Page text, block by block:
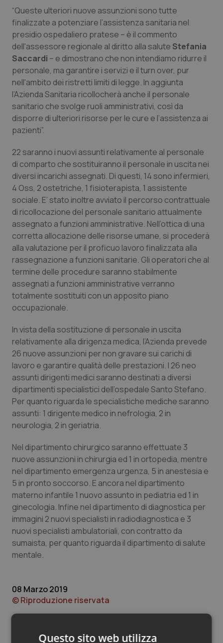
Campania
Emilia-Romagna
Friuli Venezia Giulia
Lazio
Liguria
Lombardia
Marche
Molise
Piemonte
Provincia Autonoma di Bolzano
Provincia Autonoma di Trento
Puglia
Sicilia
Toscana
Umbria
Valle D’Aosta
Veneto
Car-T
Colesterolo & coronaropatie
Dermatite Atopica
Diabete & glucometri
Disturbi dell’umore
Dolore
Donna & Salute
Epatiti
HIV
Infezioni & Febbre
Ipertensione & Scompenso
Malattie rare
Neuroscienze & patologie neurodegenerative
Obesità
Oftalmologia
Oncodermatologia
Oncoematologia
Oncologia & Nutrizione
Psoriasi & pelle
Quotidiano Cardiologia
Quotidiano Chirurgia
Quotidiano Pediatria
“Queste ulteriori nuove assunzioni sono tutte
finalizzate a potenziare l’assistenza sanitaria nel
presidio ospedaliero pratese – è il commento
dell'assessore regionale al diritto alla salute Stefania
Saccardi – e dimostrano che non intendiamo ridurre il
personale, ma garantire i servizi e il turn over, pur
nell'ambito dei ristretti limiti di legge. In aggiunta
l’Azienda Sanitaria ricollocherà anche il personale
sanitario che svolge ruoli amministrativi, così da
disporre di ulteriori risorse per le cure e l’assistenza ai
pazienti”.
22 saranno i nuovi assunti relativamente al personale
di comparto che sostituiranno il personale in uscita nei
diversi incarichi assegnati. Di questi, 14 sono infermieri,
4 Oss, 2 ostetriche, 1 fisioterapista, 1 assistente
sociale. E’ stato inoltre avviato il percorso contrattuale
di ricollocazione del personale sanitario attualmente
assegnato a funzioni amministrative. Nell’ottica di una
corretta allocazione delle risorse umane, si procederà
alla valutazione per il proficuo lavoro finalizzata alla
rassegnazione a funzioni sanitarie. Gli operatori che al
termine delle procedure saranno stabilmente
assegnati a funzioni amministrative verranno
totalmente sostituiti con un apposito piano
occupazionale.
In vista della sostituzione di personale in uscita
relativamente alla dirigenza medica, l’Azienda prevede
26 nuove assunzioni per non gravare sui carichi di
lavoro e garantire qualità delle prestazioni. I 26 neo
assunti dirigenti medici saranno destinati a diversi
dipartimenti specialistici dell’ospedale Santo Stefano.
Per quanto riguarda le specialistiche mediche saranno
assunti: 1 dirigente medico in nefrologia, 2 in
neurologia, 2 in geriatria.
Nel dipartimento chirurgico saranno effettuate 3
nuove assunzioni in chirurgia ed 1 in ortopedia, mentre
nel dipartimento emergenza urgenza, 5 in anestesia e
5 in pronto soccorso. E ancora nel dipartimento
materno infantile 1 nuovo assunto in pediatria ed 1 in
ginecologia. Infine nel dipartimento di diagnostica per
immagini 2 nuovi specialisti in radiodiagnostica e 3
nuovi specialisti ambulatoriali, con contratto da
sumaista, per quanto riguarda il dipartimento di salute
mentale.
08 Marzo 2019
© Riproduzione riservata
Questo sito web utilizza